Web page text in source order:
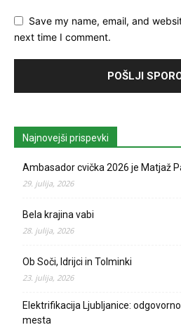
Save my name, email, and
next time I comment.
Najnovejši prispevki
Ambasador cvička 2026 je Matjaž
29. julija, 2026
Bela krajina vabi
28. julija, 2026
Ob Soči, Idrijci in Tolminki
23. julija, 2026
Elektrifikacija Ljubljanice:
mesta